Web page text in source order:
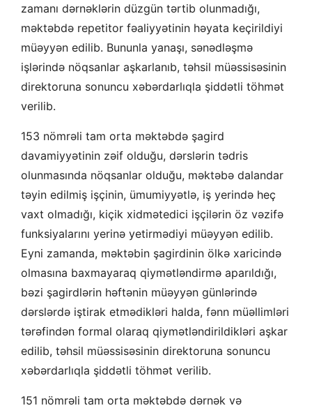
zamanı dərnəklərin düzgün tərtib olunmadığı,
məktəbdə repetitor fəaliyyətinin həyata keçirildiyi
müəyyən edilib. Bununla yanaşı, sənədləşmə
işlərində nöqsanlar aşkarlanıb, təhsil müəssisəsinin
direktoruna sonuncu xəbərdarlıqla şiddətli töhmət
verilib.
153 nömrəli tam orta məktəbdə şagird
davamiyyətinin zəif olduğu, dərslərin tədris
olunmasında nöqsanlar olduğu, məktəbə dalandar
təyin edilmiş işçinin, ümumiyyətlə, iş yerində heç
vaxt olmadığı, kiçik xidmətedici işçilərin öz vəzifə
funksiyalarını yerinə yetirmədiyi müəyyən edilib.
Eyni zamanda, məktəbin şagirdinin ölkə xaricində
olmasına baxmayaraq qiymətləndirmə aparıldığı,
bəzi şagirdlərin həftənin müəyyən günlərində
dərslərdə iştirak etmədikləri halda, fənn müəllimləri
tərəfindən formal olaraq qiymətləndirildikləri aşkar
edilib, təhsil müəssisəsinin direktoruna sonuncu
xəbərdarlıqla şiddətli töhmət verilib.
151 nömrəli tam orta məktəbdə dərnək və